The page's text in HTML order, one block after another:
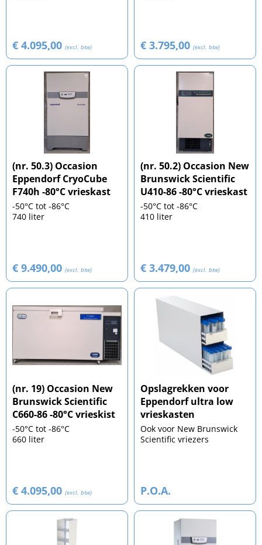
€ 4.095,00 (excl. btw) € 3.795,00 (excl. btw)
(nr. 50.3) Occasion
Eppendorf CryoCube
F740h -80°C vrieskast
-50°C tot -86°C
740 liter
€ 9.490,00 (excl. btw)
(nr. 50.2) Occasion New
Brunswick Scientific
U410-86 -80°C vrieskast
-50°C tot -86°C
410 liter
€ 3.479,00 (excl. btw)
(nr. 19) Occasion New
Brunswick Scientific
C660-86 -80°C vrieskist
-50°C tot -86°C
660 liter
€ 4.095,00 (excl. btw)
Opslagrekken voor
Eppendorf ultra low
vrieskasten
Ook voor New Brunswick
Scientific vriezers
P.O.A.